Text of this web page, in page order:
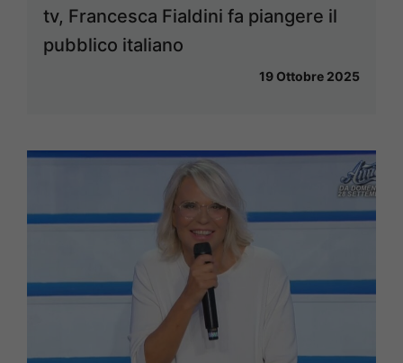
tv, Francesca Fialdini fa piangere il
pubblico italiano
19 Ottobre 2025